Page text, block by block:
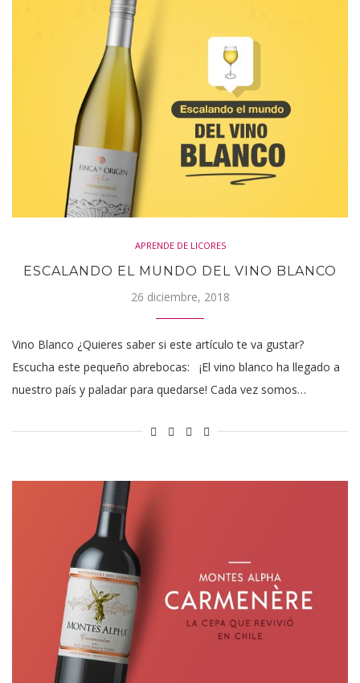
APRENDE DE LICORES
ESCALANDO EL MUNDO DEL VINO BLANCO
26 diciembre, 2018
Vino Blanco ¿Quieres saber si este artículo te va gustar?
Escucha este pequeño abrebocas: ¡El vino blanco ha llegado a
nuestro país y paladar para quedarse! Cada vez somos…